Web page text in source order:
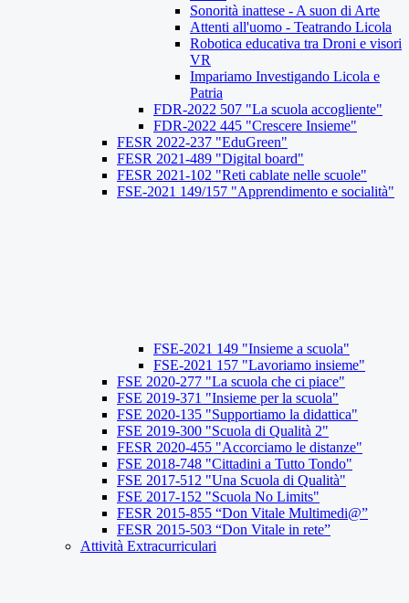
Sonorità inattese - A suon di Arte
Attenti all'uomo - Teatrando Licola
Robotica educativa tra Droni e visori
VR
Impariamo Investigando Licola e
Patria
FDR-2022 507 "La scuola accogliente"
FDR-2022 445 "Crescere Insieme"
FESR 2022-237 "EduGreen"
FESR 2021-489 "Digital board"
FESR 2021-102 "Reti cablate nelle scuole"
FSE-2021 149/157 "Apprendimento e socialità"
FSE-2021 149 "Insieme a scuola"
FSE-2021 157 "Lavoriamo insieme"
FSE 2020-277 "La scuola che ci piace"
FSE 2019-371 "Insieme per la scuola"
FSE 2020-135 "Supportiamo la didattica"
FSE 2019-300 "Scuola di Qualità 2"
FESR 2020-455 "Accorciamo le distanze"
FSE 2018-748 "Cittadini a Tutto Tondo"
FSE 2017-512 "Una Scuola di Qualità"
FSE 2017-152 "Scuola No Limits"
FESR 2015-855 “Don Vitale Multimedi@”
FESR 2015-503 “Don Vitale in rete”
Attività Extracurriculari